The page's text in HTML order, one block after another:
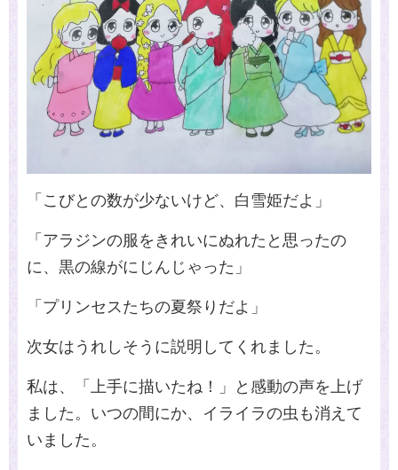
「こびとの数が少ないけど、白雪姫だよ」
「アラジンの服をきれいにぬれたと思ったの
に、黒の線がにじんじゃった」
「プリンセスたちの夏祭りだよ」
次女はうれしそうに説明してくれました。
私は、「上手に描いたね！」と感動の声を上げ
ました。いつの間にか、イライラの虫も消えて
いました。